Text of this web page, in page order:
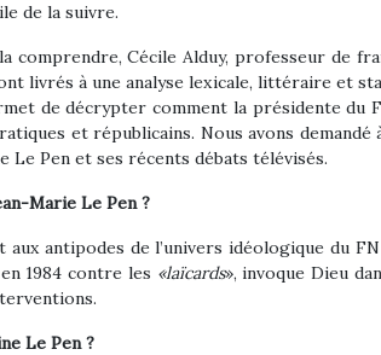
de la suivre.
comprendre, Cécile Alduy, professeur de
livrés à une analyse lexicale, littéraire et
de décrypter comment la présidente du
et républicains. Nous avons
Le Pen et ses récents débats télévisés.
Marie Le Pen ?
aux antipodes de l’univers idéologique du
1984 contre les «laïcards», invoque Dieu
Le Pen ?